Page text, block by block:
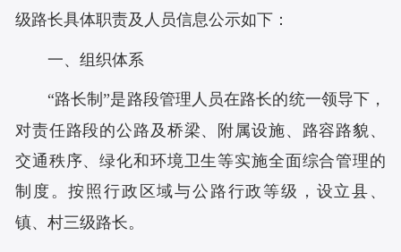
级路长具体职责及人员信息公示如下：
一、组织体系
“路长制”是路段管理人员在路长的统一领导下，
对责任路段的公路及桥梁、附属设施、路容路貌、
交通秩序、绿化和环境卫生等实施全面综合管理的
制度。按照行政区域与公路行政等级，设立县、
镇、村三级路长。